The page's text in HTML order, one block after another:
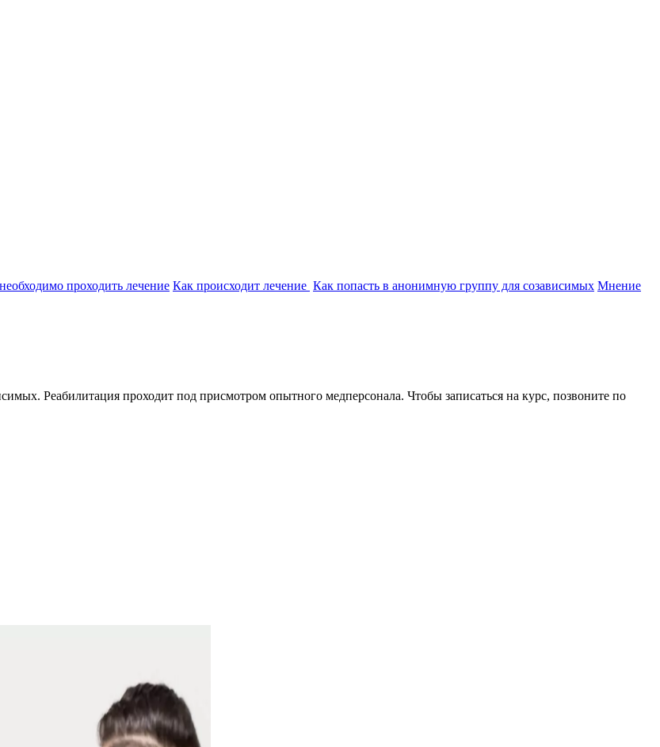
проходить лечение Как происходит лечение Как попасть в анонимную группу для созависимых Мнение
Реабилитация проходит под присмотром опытного медперсонала. Чтобы записаться на курс, позвоните по